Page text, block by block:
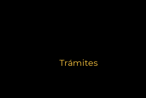
Trámites